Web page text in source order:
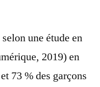
une étude en
2019) en
73 % des garçons